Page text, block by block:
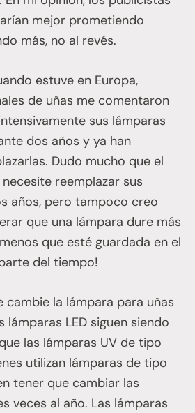
mejor prometiendo
más, no al revés.
estuve en Europa,
de uñas me comentaron
sus lámparas
dos años y ya han
Dudo mucho que el
reemplazar sus
años, pero tampoco creo
que una lámpara dure más
que esté guardada en el
del tiempo!
cambie la lámpara para uñas
lámparas LED siguen siendo
las lámparas UV de tipo
utilizan lámparas de tipo
tener que cambiar las
veces al año. Las lámparas